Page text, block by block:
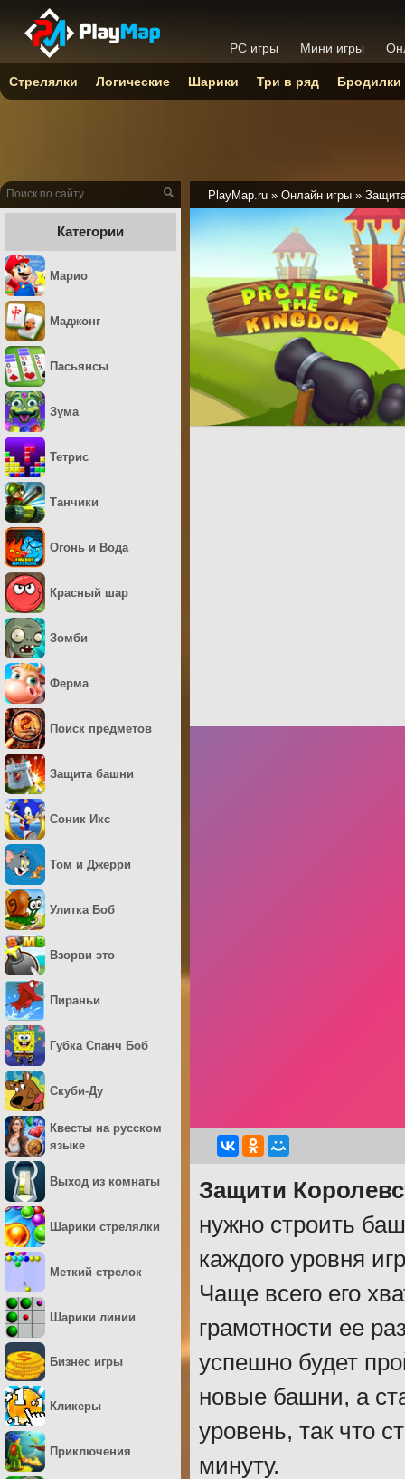
PlayMap.ru » Онлайн игры »
Защити
нужно строить
каждого уровня
Чаще всего его
грамотности ее
успешно будет
новые башни, а
уровень, так что
минуту.
Категории
Марио
Маджонг
Пасьянсы
Зума
Тетрис
Танчики
Огонь и Вода
Красный шар
Зомби
Ферма
Поиск предметов
Защита башни
Соник Икс
Том и Джерри
Улитка Боб
Взорви это
Пираньи
Губка Спанч Боб
Скуби-Ду
Квесты на русском
языке
Выход из комнаты
Шарики стрелялки
Меткий стрелок
Шарики линии
Бизнес игры
Кликеры
Приключения
PC игры Мини игры
Стрелялки Логические Шарики Три в ряд Бродилки